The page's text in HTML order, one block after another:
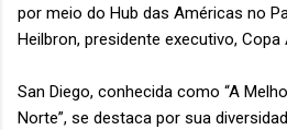
por meio do Hub das Américas no
Heilbron, presidente executivo, Copa
San Diego, conhecida como “A
Norte”, se destaca por sua